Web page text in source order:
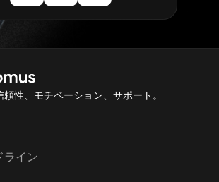
性、モチベーション、サポート。
ライン